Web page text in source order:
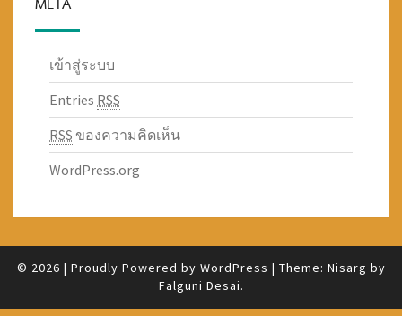
META
เข้าสู่ระบบ
Entries RSS
RSS ของความคิดเห็น
WordPress.org
© 2026 | Proudly Powered by WordPress | Theme: Nisarg by
Falguni Desai.